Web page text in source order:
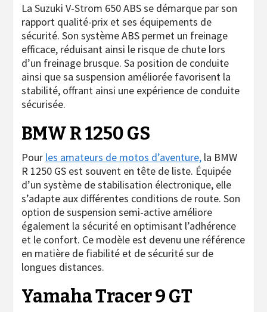
La Suzuki V-Strom 650 ABS se démarque par son
rapport qualité-prix et ses équipements de
sécurité. Son système ABS permet un freinage
efficace, réduisant ainsi le risque de chute lors
d’un freinage brusque. Sa position de conduite
ainsi que sa suspension améliorée favorisent la
stabilité, offrant ainsi une expérience de conduite
sécurisée.
BMW R 1250 GS
Pour les amateurs de motos d’aventure, la BMW
R 1250 GS est souvent en tête de liste. Équipée
d’un système de stabilisation électronique, elle
s’adapte aux différentes conditions de route. Son
option de suspension semi-active améliore
également la sécurité en optimisant l’adhérence
et le confort. Ce modèle est devenu une référence
en matière de fiabilité et de sécurité sur de
longues distances.
Yamaha Tracer 9 GT